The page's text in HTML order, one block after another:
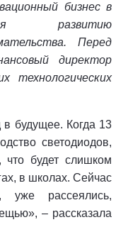
бизнес в
развитию
Перед
директор
технологических
в будущее. Когда 13
светодиодов,
что будет слишком
в школах. Сейчас
уже рассеялись,
– рассказала